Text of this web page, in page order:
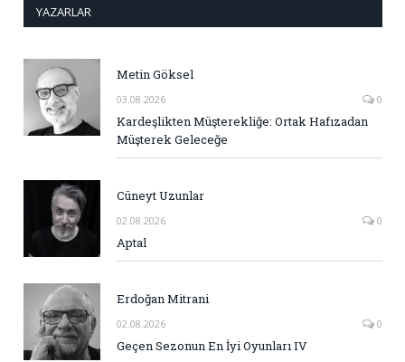
YAZARLAR
Metin Göksel
03.08.2026 0
Kardeşlikten Müşterekliğe: Ortak Hafızadan
Müşterek Geleceğe
Cüneyt Uzunlar
02.08.2026 0
Aptal
Erdoğan Mitrani
02.08.2026 0
Geçen Sezonun En İyi Oyunları IV